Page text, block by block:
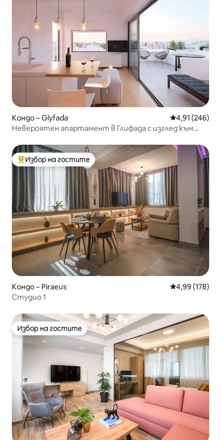
Кондо – Glyfada Средна
4,91 (246)
Невероятен апартамент в Глифада с изглед към
Най-популярен избор на гостите
Избор на гостите
Кондо – Piraeus Средна
4,99 (178)
Студио 1
Избор на гостите
Избор на гостите